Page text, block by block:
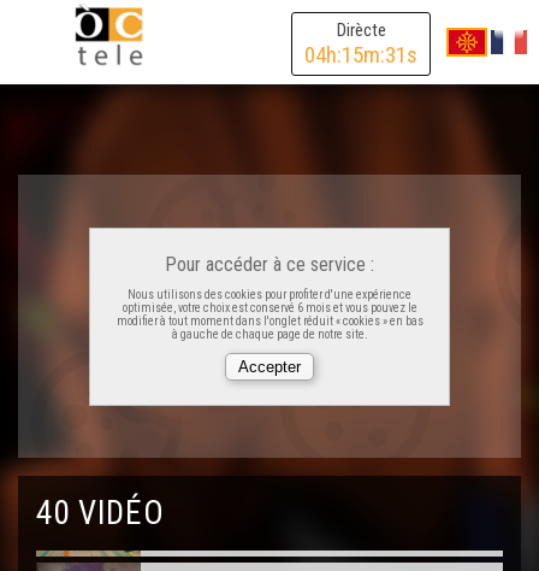
Dirècte
04h:15m:31s
Pour accéder à ce service :
Nous utilisons des cookies pour profiter d'une expérience
optimisée, votre choix est conservé 6 mois et vous pouvez le
modifier à tout moment dans l'onglet réduit « cookies » en bas
à gauche de chaque page de notre site.
40 VIDÉO
ÒC Kay - Rotlar la R
ÒC Kay - La santat
ÒC Kay - F e H